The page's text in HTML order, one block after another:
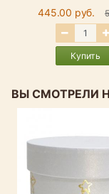
445.00 руб.
Купить
ВЫ СМОТРЕЛИ